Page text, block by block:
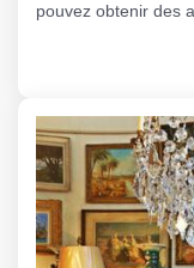
pouvez obtenir des